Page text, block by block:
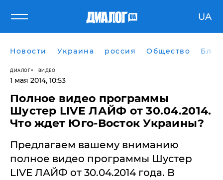
UA
Новости Украина россия Общество
ДИАЛОГ ВИДЕО
1 мая 2014, 10:53
Полное видео программы
Шустер LIVE ЛАЙФ от 30.04.2014.
Что ждет Юго-Восток Украины?
Предлагаем вашему вниманию
полное видео программы Шустер
LIVE ЛАЙФ от 30.04.2014 года. В